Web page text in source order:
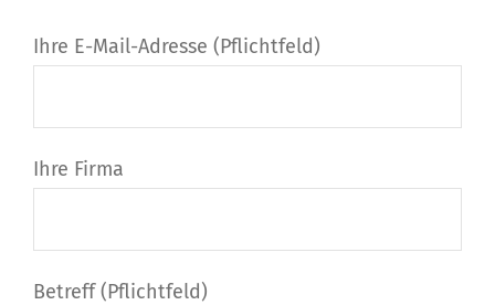
Ihre E-Mail-Adresse (Pflichtfeld)
Ihre Firma
Betreff (Pflichtfeld)